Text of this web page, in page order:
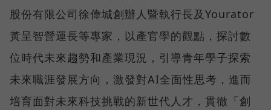
股份有限公司徐偉城創辦人暨執行長及Yourator
黃呈智營運長等專家，以產官學的觀點，探討數
位時代未來趨勢和產業現況，引導青年學子探索
未來職涯發展方向，激發對AI全面性思考，進而
培育面對未來科技挑戰的新世代人才，貫徹「創